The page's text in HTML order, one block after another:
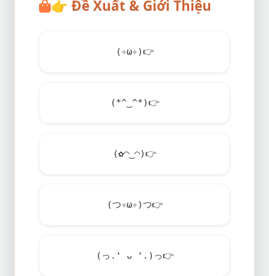
👉 Đề Xuất & Giới Thiệu
(✧ω✧)👉
(*^‿^*)👉
(✿◠‿◠)👉
(つ✧ω✧)つ👉
(っ.❛ ᴗ ❛.)っ👉